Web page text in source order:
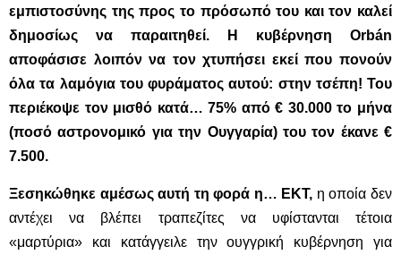
εμπιστοσύνης της προς το πρόσωπό του και τον καλεί
δημοσίως να παραιτηθεί. Η κυβέρνηση Orbán
αποφάσισε λοιπόν να τον χτυπήσει εκεί που πονούν
όλα τα λαμόγια του φυράματος αυτού: στην τσέπη! Του
περιέκοψε τον μισθό κατά… 75% από € 30.000 το μήνα
(ποσό αστρονομικό για την Ουγγαρία) του τον έκανε €
7.500.
Ξεσηκώθηκε αμέσως αυτή τη φορά η… ΕΚΤ, η οποία δεν
αντέχει να βλέπει τραπεζίτες να υφίστανται τέτοια
«μαρτύρια» και κατάγγειλε την ουγγρική κυβέρνηση για